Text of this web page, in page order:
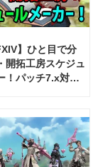
】ひと目で分
開拓工房スケジュ
！パッチ7.x対応